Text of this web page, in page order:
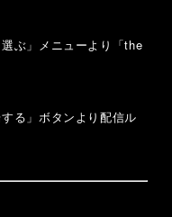
ぶ」メニューより「the
る」ボタンより配信ル